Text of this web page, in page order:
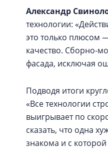
Александр
технологии:
это только плюсом
качество. Сборно-
фасада, исключая
Подводя итоги
«Все технологии
выигрывает по
сказать, что одна
знакома и с